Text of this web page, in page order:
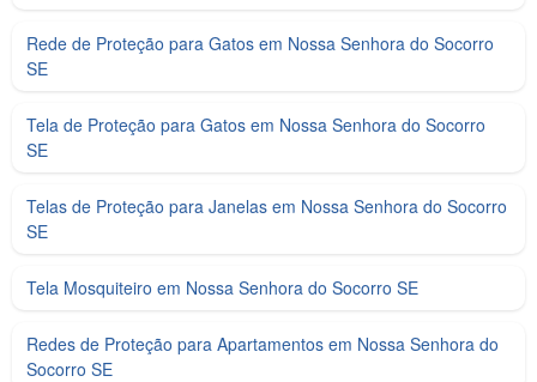
Rede de Proteção para Gatos em Nossa Senhora do Socorro
SE
Tela de Proteção para Gatos em Nossa Senhora do Socorro
SE
Telas de Proteção para Janelas em Nossa Senhora do Socorro
SE
Tela Mosquiteiro em Nossa Senhora do Socorro SE
Redes de Proteção para Apartamentos em Nossa Senhora do
Socorro SE